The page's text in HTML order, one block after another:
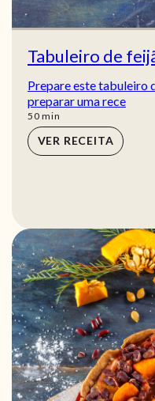
Tabuleiro de
Prepare este tabuleiro
preparar uma rece
50min
min
VER RECEITA